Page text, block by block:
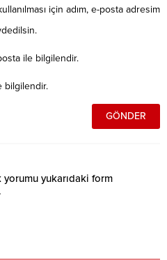
için adım, e-posta adresim
ile bilgilendir.
bilgilendir.
yorumu yukarıdaki form